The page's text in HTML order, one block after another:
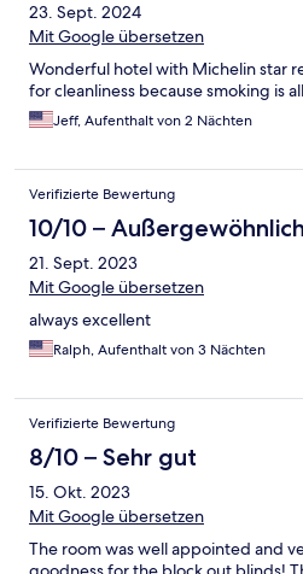
23. Sept. 2024
Mit Google übersetzen
Wonderful hotel with Michelin star
for cleanliness because smoking is
Jeff, Aufenthalt von 2 Nächten
Verifizierte Bewertung
10/10 – Außergewöhnlich
21. Sept. 2023
Mit Google übersetzen
always excellent
Ralph, Aufenthalt von 3 Nächten
Verifizierte Bewertung
8/10 – Sehr gut
15. Okt. 2023
Mit Google übersetzen
The room was well appointed and